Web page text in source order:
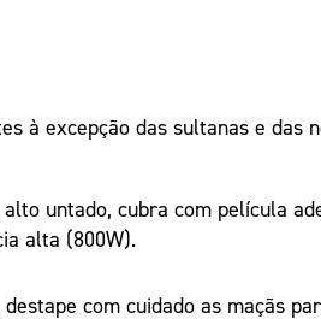
à excepção das sultanas e das
untado, cubra com película
alta (800W).
com cuidado as maçãs